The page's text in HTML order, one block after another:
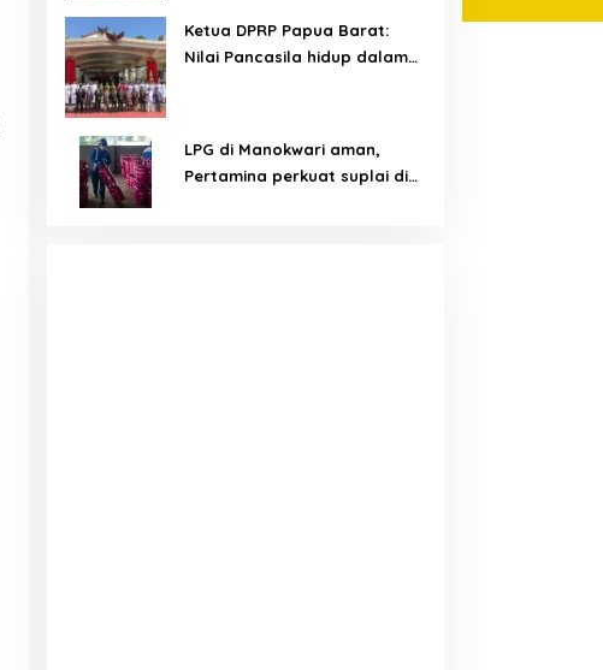
Ketua DPRP Papua Barat:
Nilai Pancasila hidup dalam
LPG di Manokwari aman,
Pertamina perkuat suplai di